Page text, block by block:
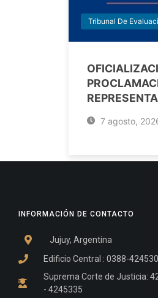
Tribunal De
7 agosto,
INFORMACIÓN DE CONTACTO
Jujuy, Argentina
Edificio Central : 0388-
Suprema Corte de Justicia:
- 4245335